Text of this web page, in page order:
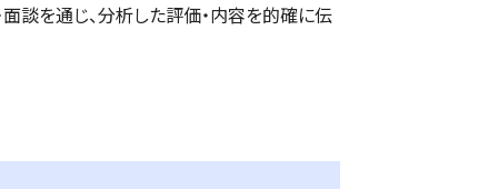
談を通じ、分析した評価・内容を的確に伝